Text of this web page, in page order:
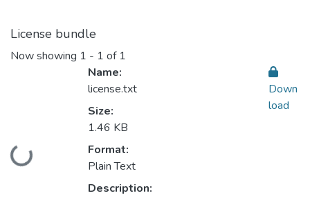
License bundle
Now showing 1 - 1 of 1
Loading...
Name:
license.txt
Size:
1.46 KB
Format:
Plain Text
Description:
Down
load